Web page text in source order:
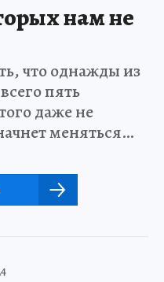
нам не
что однажды из
пять
даже не
меняться…